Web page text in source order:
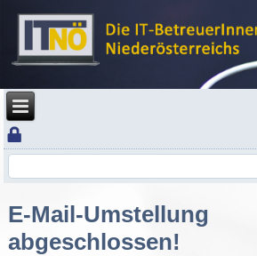
E-Mail-Umstellung
abgeschlossen!